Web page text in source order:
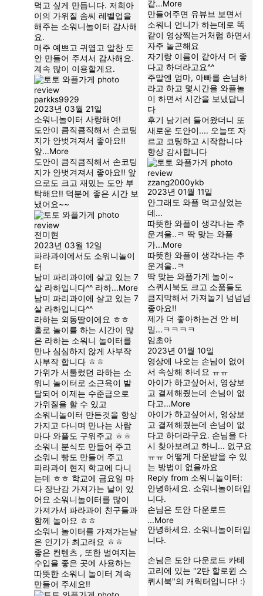
먹고 싶게 만듭니다. 저희아
이의 가위질 솜씨 레벨업을
해주는 소워니놀이터 감사해
요.
매주 예쁘고 귀엽고 알찬 도
안 만들어 주셔서 감사해요.
계속 많이 이용할게요.
parkks9929
2023년 03월 21일
소워니놀이터 사랑해여!
도안이 큼직큼직해서 손코팅
지가 안벗겨져서 좋아요!!
앞...More
도안이 큼직큼직해서 손코팅
지가 안벗겨져서 좋아요!! 앞
으로도 크고 재밌는 도안 부
탁해요!! 덕분에 좋은 시간 보
냈어요~~
전미현
2023년 03월 12일
파라과이에서도 소워니놀이
터
남미 파리과이에 살고 있는 7
살 라하입니다^^ 라하...More
남미 파리과이에 살고 있는 7
살 라하입니다^^
라하는 외동딸이에요 ㅎㅎ
홀로 놀이를 하는 시간이 많
은 라하는 소워니 놀이터를
만나 심심하지 않게 사부작
사부작 합니다 ㅎㅎ
가위가 서툴렀던 라하는 소
워니 놀이터로 소근육이 발
달되어 이제는 수준급으로
가위질을 할 수 있고
소워니놀이터 만든것을 항상
가지고 다니며 만나는 사람
마다 와플도 구워주고 ㅎㅎ
소워니 분식도 만들어 주고
소워니 빵도 만들어 주고
파라과이 현지 학교에 다니
는데 ㅎㅎ 학교에 금요일 마
다 장난감 가져가는 날이 있
어요 소워니놀이터를 많이
가져가서 파라과이 친구들과
함께 놀아요 ㅎㅎ
소워니 놀이터를 가져가는날
은 인기가 최고래요 ㅎㅎ
좋은 컨텐츠 , 또한 벌여지는
수입을 좋은 곳에 사용하는
따뜻한 소워니 놀이터 계속
만들어 주세요!!
같...More
만들어주면 유뷰브 보면서
소워니 언니가 하는데로 똑
같이 영상찍는거처럼 하면서
자주 놀곤해요
자기랑 이름이 같아서 더 좋
다고 하더라고요^^
주말엔 엄마, 아빠를 손님하
라고 하고 몇시간을 와플놀
이 하면서 시간을 보냈답니
다
후기 남기러 들어왔더니 또
새로운 도안이.... 오늘또 자
르고 코팅하고 시작합니다
항상 감사합니다
zzang2000ykb
2023년 01월 11일
안그래도 와플 먹고싶었는
데...
따뜻한 와플이 생각나는 추
운겨울..ㅋ 딱 맞는 와플
가...More
따뜻한 와플이 생각나는 추
운겨울..ㅋ
딱 맞는 와플가게 놀이~
스퀴시북도 크고 소품들도
큼지막해서 가져놀기 넘넘넘
좋아요!!
제가 더 좋아하는건 안 비
밀...ㅋㅋㅋㅋ
임초아
2023년 01월 10일
영상에 나오는 손님이 없어
서 속상해 하네요 ㅠㅠ
아이가 하고싶어서, 영상보
고 결제해줬는데 손님이 없
다고...More
아이가 하고싶어서, 영상보
고 결제해줬는데 손님이 없
다고 하더라구요. 손님을 다
시 찾아보려고 하니... 없구요
ㅠㅠ 어떻게 다운받을 수 있
는 방법이 없을까요
Reply from 소워니놀이터:
안녕하세요. 소워니놀이터입
니다.
손님은 도안 다운로드
...More
안녕하세요. 소워니놀이터입
니다.
손님은 도안 다운로드 카테
고리에 있는 "2탄 할로윈 스
퀴시북"의 캐릭터입니다! :)